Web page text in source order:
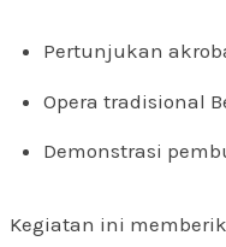
Pertunjukan
Opera tradisional
Demonstrasi
Kegiatan ini